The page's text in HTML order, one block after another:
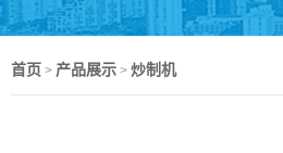
首页 > 产品展示 > 炒制机